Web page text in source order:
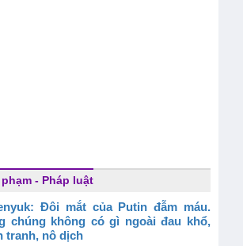
- Pháp luật
Đôi mắt của Putin đẫm máu.
chúng không có gì ngoài đau khổ,
tranh, nô dịch